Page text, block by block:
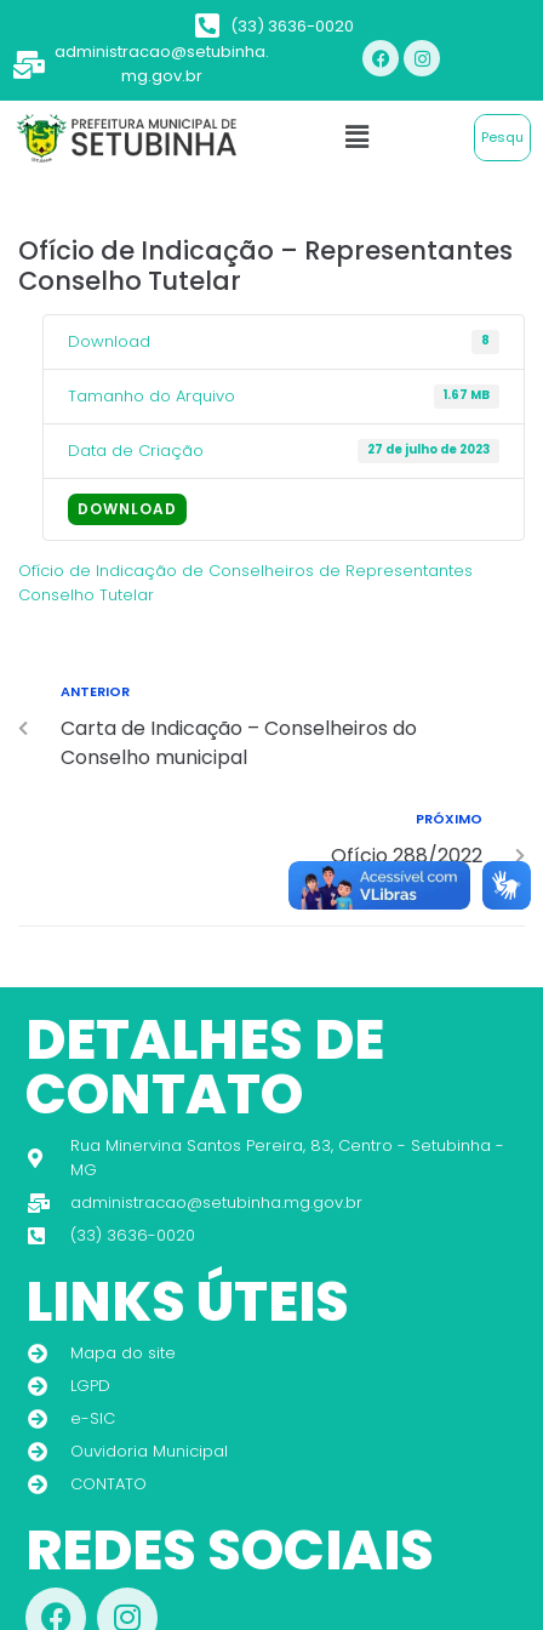
(33) 3636-0020
administracao@setubinha.
mg.gov.br
Ofício de Indicação – Representantes
Conselho Tutelar
Download 8
Tamanho do Arquivo 1.67 MB
Data de Criação 27 de julho de 2023
DOWNLOAD
Ofício de Indicação de Conselheiros de Representantes
Conselho Tutelar
ANTERIOR
Carta de Indicação – Conselheiros do
Conselho municipal
PRÓXIMO
Ofício 288/2022
DETALHES DE
CONTATO
Rua Minervina Santos Pereira, 83, Centro - Setubinha -
MG
administracao@setubinha.mg.gov.br
(33) 3636-0020
LINKS ÚTEIS
Mapa do site
LGPD
e-SIC
Ouvidoria Municipal
CONTATO
REDES SOCIAIS